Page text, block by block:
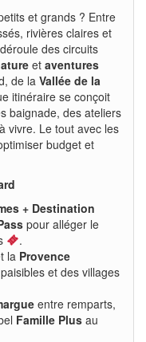
et grands ? Entre
rivières claires et
des circuits
et aventures
de la Vallée de la
itinéraire se conçoit
baignade, des ateliers
vivre. Le tout avec les
budget et
+ Destination
pour alléger le
.
la Provence
et des villages
entre remparts,
Famille Plus au